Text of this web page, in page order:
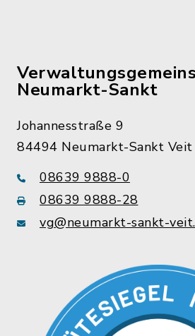
Neumarkt-Sankt
Johannesstraße 9
84494 Neumarkt-Sankt Veit
08639 9888-0
08639 9888-28
vg@neumarkt-sankt-